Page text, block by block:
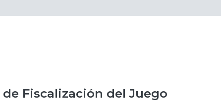
Fiscalización del Juego